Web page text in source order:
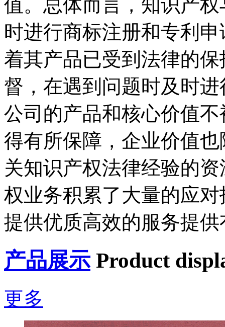
值。总体而言，知识产
时进行商标注册和专利
着其产品已受到法律的
督，在遇到问题时及时
公司的产品和核心价值
得有所保障，企业价值
关知识产权法律经验的
权业务积累了大量的应
提供优质高效的服务提
产品展示Product
更多